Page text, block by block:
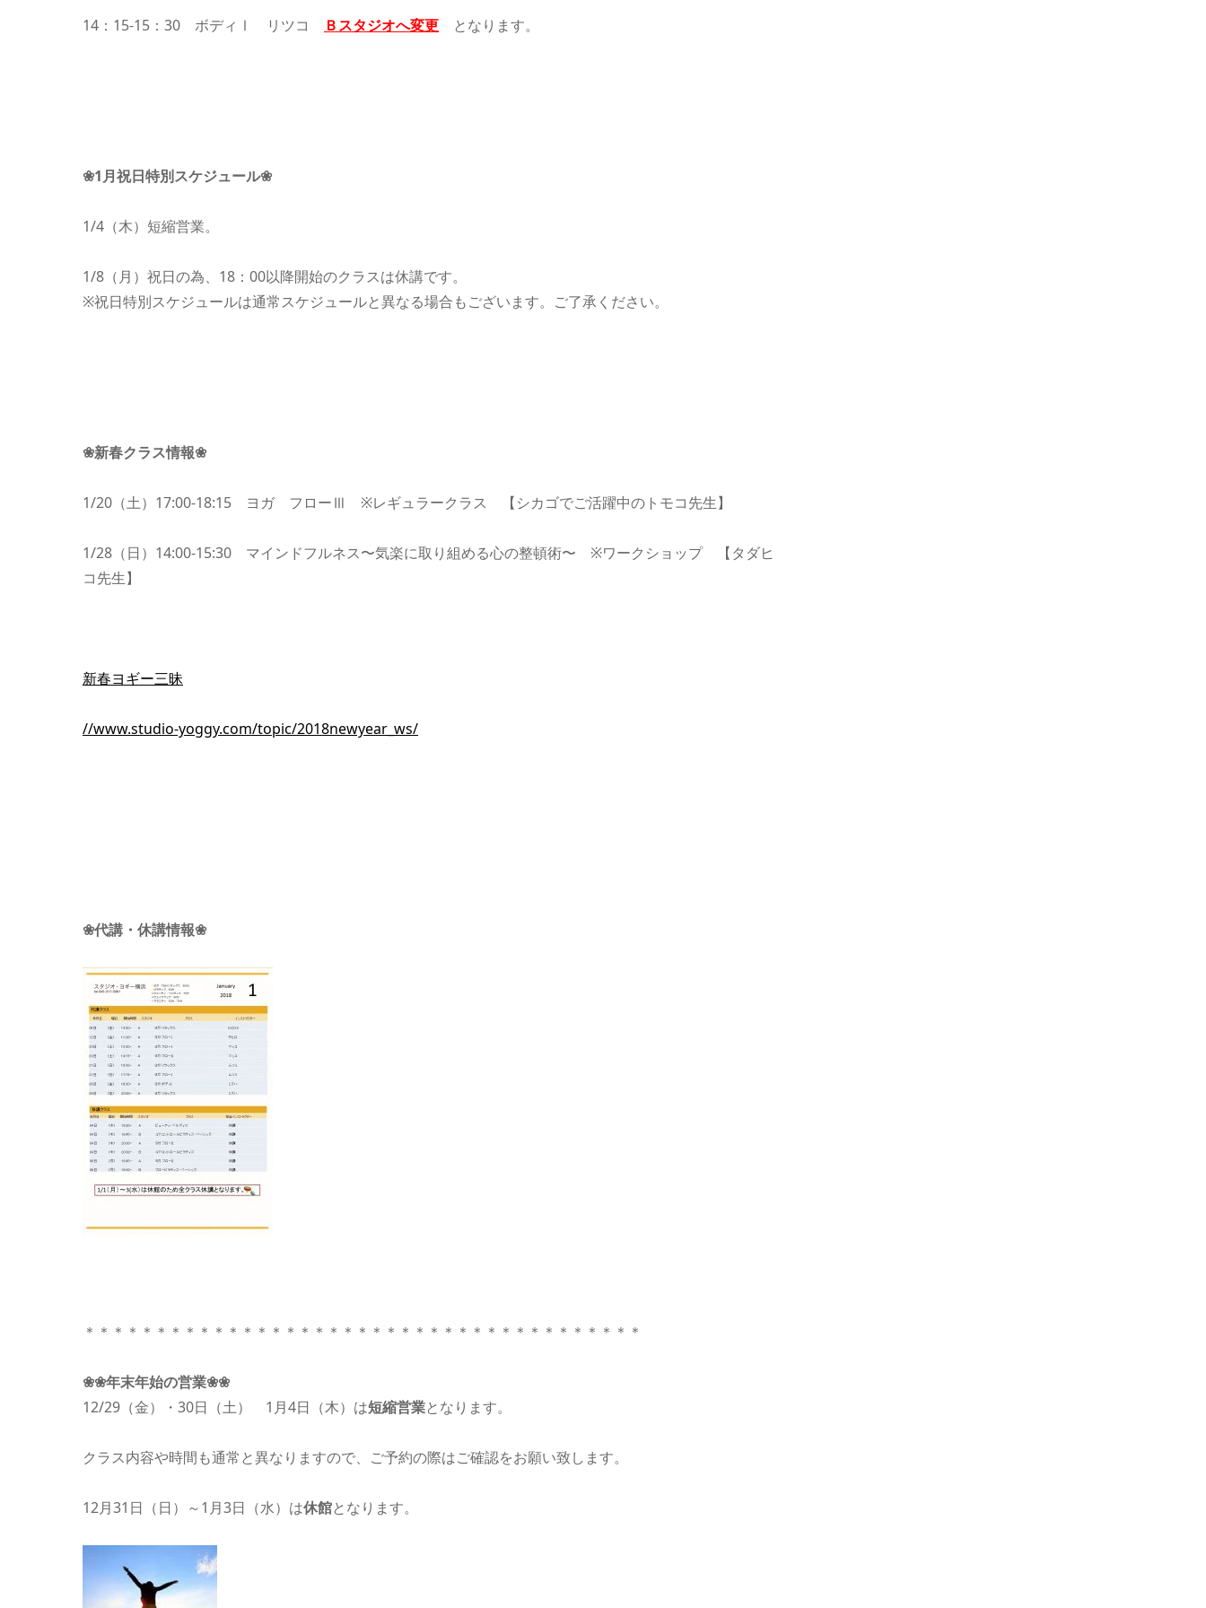
14：15-15：30 ボディⅠ リツコ Ｂスタジオへ変更 となります。
❀1月祝日特別スケジュール❀
1/4（木）短縮営業。
1/8（月）祝日の為、18：00以降開始のクラスは休講です。
※祝日特別スケジュールは通常スケジュールと異なる場合もございます。ご了承ください。
❀新春クラス情報❀
1/20（土）17:00-18:15 ヨガ フローⅢ ※レギュラークラス 【シカゴでご活躍中のトモコ先生】
1/28（日）14:00-15:30 マインドフルネス〜気楽に取り組める心の整頓術〜 ※ワークショップ 【タダヒ
コ先生】
新春ヨギー三昧
//www.studio-yoggy.com/topic/2018newyear_ws/
❀代講・休講情報❀
＊＊＊＊＊＊＊＊＊＊＊＊＊＊＊＊＊＊＊＊＊＊＊＊＊＊＊＊＊＊＊＊＊＊＊＊＊＊＊
❀❀年末年始の営業❀❀
12/29（金）・30日（土） 1月4日（木）は短縮営業となります。
クラス内容や時間も通常と異なりますので、ご予約の際はご確認をお願い致します。
12月31日（日）～1月3日（水）は休館となります。